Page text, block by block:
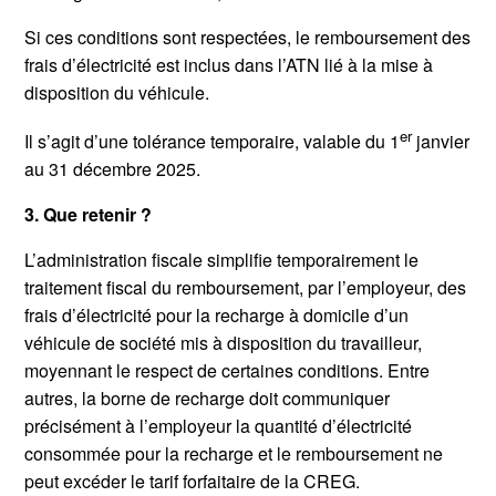
Si ces conditions sont respectées, le remboursement des
frais d’électricité est inclus dans l’ATN lié à la mise à
disposition du véhicule.
Il s’agit d’une tolérance temporaire, valable du 1erjanvier
au 31 décembre 2025.
3. Que retenir ?
L’administration fiscale simplifie temporairement le
traitement fiscal du remboursement, par l’employeur, des
frais d’électricité pour la recharge à domicile d’un
véhicule de société mis à disposition du travailleur,
moyennant le respect de certaines conditions. Entre
autres, la borne de recharge doit communiquer
précisément à l’employeur la quantité d’électricité
consommée pour la recharge et le remboursement ne
peut excéder le tarif forfaitaire de la CREG.